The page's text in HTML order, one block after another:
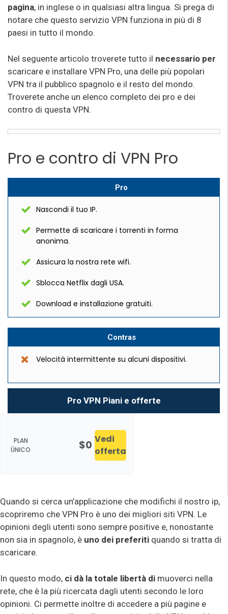
pagina, in inglese o in qualsiasi altra lingua. Si prega di
notare che questo servizio VPN funziona in più di 8
paesi in tutto il mondo.
Nel seguente articolo troverete tutto il necessario per
scaricare e installare VPN Pro, una delle più popolari
VPN tra il pubblico spagnolo e il resto del mondo.
Troverete anche un elenco completo dei pro e dei
contro di questa VPN.
Pro e contro di VPN Pro
Pro
Nascondi il tuo IP.
Permette di scaricare i torrenti in forma
anonima.
Assicura la nostra rete wifi.
Sblocca Netflix dagli USA.
Download e installazione gratuiti.
Contras
Velocità intermittente su alcuni dispositivi.
Pro VPN Piani e offerte
PLAN
ÚNICO
$0 Vedi
offerta
Quando si cerca un’applicazione che modifichi il nostro ip,
scopriremo che VPN Pro è uno dei migliori siti VPN. Le
opinioni degli utenti sono sempre positive e, nonostante
non sia in spagnolo, è uno dei preferiti quando si tratta di
scaricare.
In questo modo, ci dà la totale libertà di muoverci nella
rete, che è la più ricercata dagli utenti secondo le loro
opinioni. Ci permette inoltre di accedere a più pagine e